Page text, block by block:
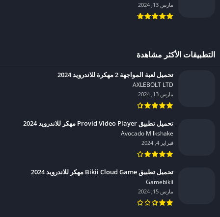
مارس 13, 2024
التطبيقات الأكثر مشاهدة
تحميل لعبة المواجهة 2 مهكرة للاندرويد 2024
AXLEBOLT LTD‏
مارس 13, 2024
تحميل تطبيق Provid Video Player مهكر للاندرويد 2024
Avocado Milkshake‏
فبراير 4, 2024
تحميل تطبيق Bikii Cloud Game مهكر للاندرويد 2024
Gamebikii‏
مارس 15, 2024